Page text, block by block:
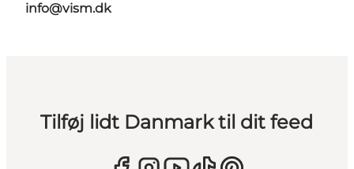
info@vism.dk
Tilføj lidt Danmark til dit feed